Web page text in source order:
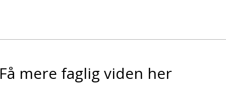
Få mere faglig viden her